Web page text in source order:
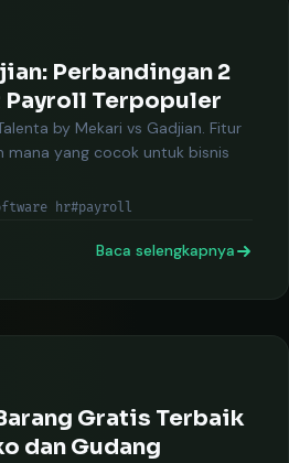
Perbandingan 2
Payroll Terpopuler
by Mekari vs Gadjian. Fitur
mana yang cocok untuk bisnis
hr#payroll
Baca selengkapnya
Gratis Terbaik
dan Gudang